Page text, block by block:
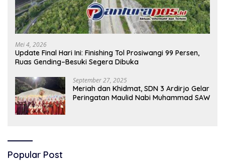
Mei 4, 2026
Update Final Hari Ini: Finishing Tol Prosiwangi 99 Persen,
Ruas Gending–Besuki Segera Dibuka
September 27, 2025
Meriah dan Khidmat, SDN 3 Ardirjo Gelar
Peringatan Maulid Nabi Muhammad SAW
Popular Post